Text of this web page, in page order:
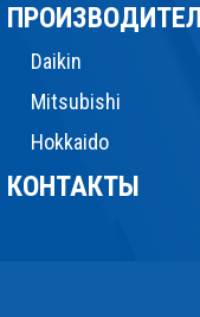
Daikin
Mitsubishi
Hokkaido
КОНТАКТЫ